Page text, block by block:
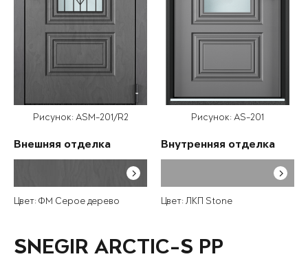
Рисунок: ASM-201/R2
Внешняя отделка
Цвет: ФМ Серое дерево
Рисунок: AS-201
Внутренняя отделка
Цвет: ЛКП Stone
SNEGIR ARCTIC-S PP